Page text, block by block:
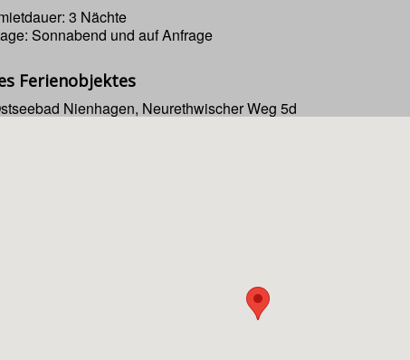
3 Nächte
Sonnabend und auf Anfrage
Ferienobjektes
Nienhagen, Neurethwischer Weg 5d